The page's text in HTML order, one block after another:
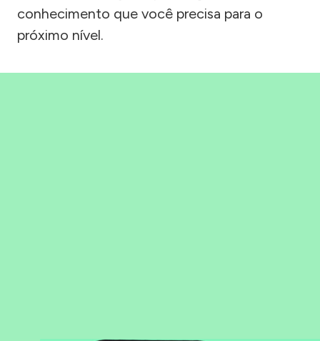
conhecimento que você precisa para o
próximo nível.